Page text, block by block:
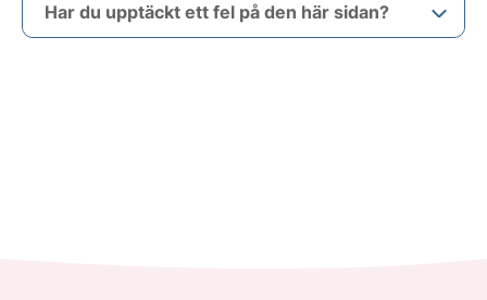
Har du upptäckt ett fel på den här sidan?